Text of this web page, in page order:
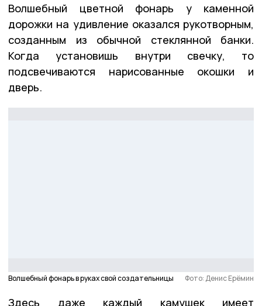
Волшебный цветной фонарь у каменной
дорожки на удивление оказался рукотворным,
созданным из обычной стеклянной банки.
Когда установишь внутри свечку, то
подсвечиваются нарисованные окошки и
дверь.
Волшебный фонарь в руках свой создательницы Фото: Денис Ерёмин
Здесь даже каждый камушек имеет